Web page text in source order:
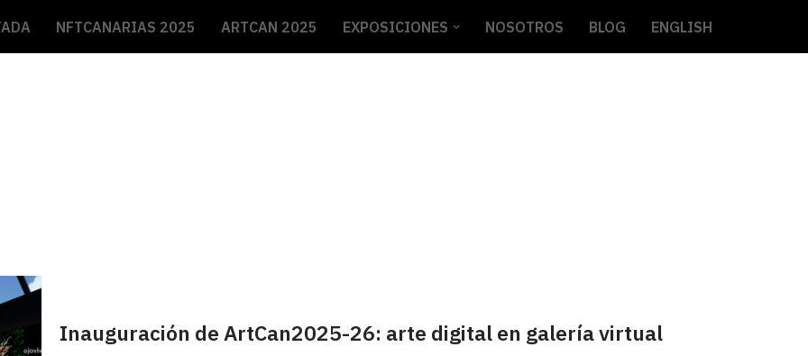
NFTCANARIAS 2025 ARTCAN 2025 EXPOSICIONES NOSOTROS BLOG ENGLISH
Inauguración de ArtCan2025-26: arte digital en galería virtual